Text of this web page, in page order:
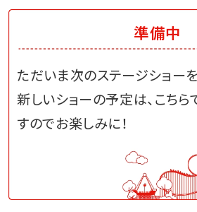
準備中
ただいま次のステージショー
新しいショーの予定は、こち
すのでお楽しみに！